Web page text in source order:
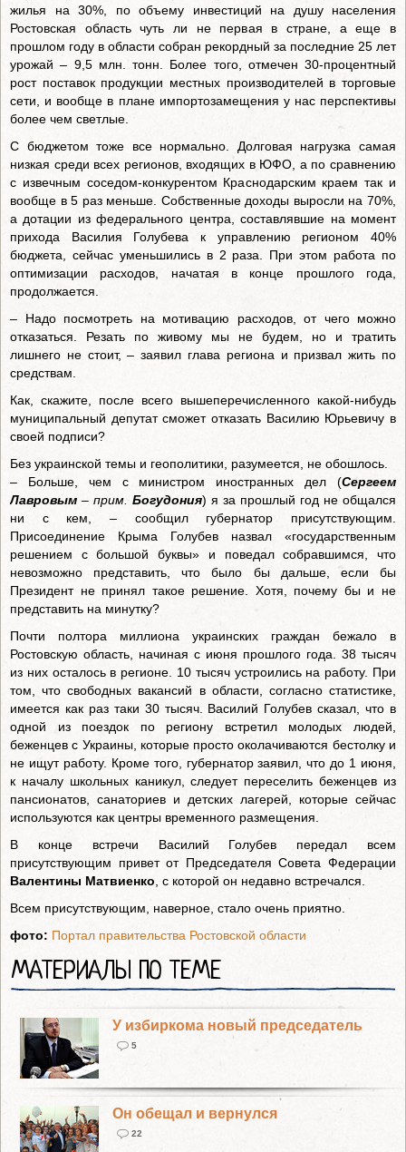
жилья на 30%, по объему инвестиций на душу населения
Ростовская область чуть ли не первая в стране, а еще в
прошлом году в области собран рекордный за последние 25 лет
урожай – 9,5 млн. тонн. Более того, отмечен 30-процентный
рост поставок продукции местных производителей в торговые
сети, и вообще в плане импортозамещения у нас перспективы
более чем светлые.
С бюджетом тоже все нормально. Долговая нагрузка самая
низкая среди всех регионов, входящих в ЮФО, а по сравнению
с извечным соседом-конкурентом Краснодарским краем так и
вообще в 5 раз меньше. Собственные доходы выросли на 70%,
а дотации из федерального центра, составлявшие на момент
прихода Василия Голубева к управлению регионом 40%
бюджета, сейчас уменьшились в 2 раза. При этом работа по
оптимизации расходов, начатая в конце прошлого года,
продолжается.
– Надо посмотреть на мотивацию расходов, от чего можно
отказаться. Резать по живому мы не будем, но и тратить
лишнего не стоит, – заявил глава региона и призвал жить по
средствам.
Как, скажите, после всего вышеперечисленного какой-нибудь
муниципальный депутат сможет отказать Василию Юрьевичу в
своей подписи?
Без украинской темы и геополитики, разумеется, не обошлось.
– Больше, чем с министром иностранных дел (Сергеем
Лавровым – прим. Богудония) я за прошлый год не общался
ни с кем, – сообщил губернатор присутствующим.
Присоединение Крыма Голубев назвал «государственным
решением с большой буквы» и поведал собравшимся, что
невозможно представить, что было бы дальше, если бы
Президент не принял такое решение. Хотя, почему бы и не
представить на минутку?
Почти полтора миллиона украинских граждан бежало в
Ростовскую область, начиная с июня прошлого года. 38 тысяч
из них осталось в регионе. 10 тысяч устроились на работу. При
том, что свободных вакансий в области, согласно статистике,
имеется как раз таки 30 тысяч. Василий Голубев сказал, что в
одной из поездок по региону встретил молодых людей,
беженцев с Украины, которые просто околачиваются бестолку и
не ищут работу. Кроме того, губернатор заявил, что до 1 июня,
к началу школьных каникул, следует переселить беженцев из
пансионатов, санаториев и детских лагерей, которые сейчас
используются как центры временного размещения.
В конце встречи Василий Голубев передал всем
присутствующим привет от Председателя Совета Федерации
Валентины Матвиенко, с которой он недавно встречался.
Всем присутствующим, наверное, стало очень приятно.
фото: Портал правительства Ростовской области
МАТЕРИАЛЫ ПО ТЕМЕ
У избиркома новый председатель
5
Он обещал и вернулся
22